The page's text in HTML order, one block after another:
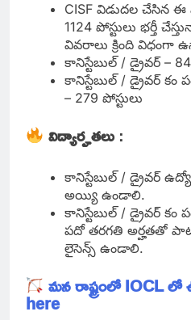
CISF విడుదల చేసిన
1124 పోస్టులు భర్తీ
వివరాలు క్రింది విధంగా
కానిస్టేబుల్ / డ్రైవర్ –
కానిస్టేబుల్ / డ్రైవర్ కం
– 279 పోస్టులు
విద్యార్హతలు:
కానిస్టేబుల్ / డ్రైవర్
అయ్యి ఉండాలి.
కానిస్టేబుల్ / డ్రైవర్ కం
పదో తరగతి అర్హతతో
లైసెన్స్ ఉండాలి.
మన రాష్ట్రంలో IOCL
here